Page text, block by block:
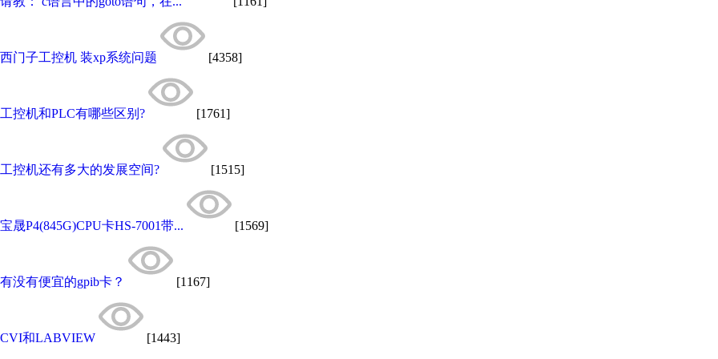
西门子工控机 装xp系统问题 [4358]
工控机和PLC有哪些区别? [1761]
工控机还有多大的发展空间? [1515]
宝晟P4(845G)CPU卡HS-7001带... [1569]
有没有便宜的gpib卡？ [1167]
CVI和LABVIEW [1443]